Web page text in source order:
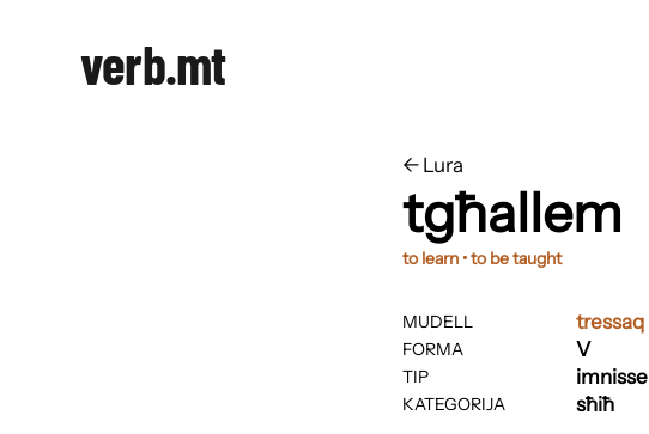
verb.mt
← ​​Lura
tgħallem
to learn • to be taught
MUDELL
FORMA
TIP
KATEGORIJA
tressaq
V
imnissel
sħiħ